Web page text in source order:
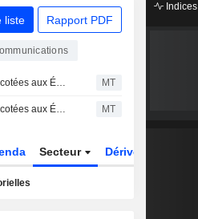
liste Rapport PDF
Les actions asiatiques cotées aux États-Unis sous forme d'ADR progressent lors de la séance de jeudi MT
Les actions asiatiques cotées aux États-Unis sous forme d'ADR progressent lors de la séance de mardi MT
Secteur Dérivés
Indices